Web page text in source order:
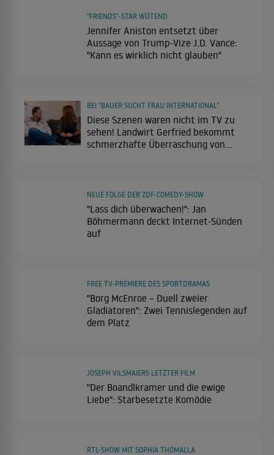
Jennifer Aniston entsetzt über
Aussage von Trump-Vize J.D. Vance:
"Kann es wirklich nicht glauben"
"FRIENDS"-STAR WÜTEND
Diese Szenen waren nicht im TV zu
sehen! Landwirt Gerfried bekommt
schmerzhafte Überraschung von
BEI "BAUER SUCHT FRAU INTERNATIONAL"
"Lass dich überwachen!": Jan
Böhmermann deckt Internet-Sünden
auf
NEUE FOLGE DER ZDF-COMEDY-SHOW
"Borg McEnroe – Duell zweier
Gladiatoren": Zwei Tennislegenden auf
dem Platz
FREE TV-PREMIERE DES SPORTDRAMAS
"Der Boandlkramer und die ewige
Liebe": Starbesetzte Komödie
JOSEPH VILSMAIERS LETZTER FILM
RTL-SHOW MIT SOPHIA THOMALLA